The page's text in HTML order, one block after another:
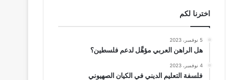
اخترنا لكم
5 نوفمبر، 2023
هل الراهن العربي مؤهَّل لدعم فلسطين؟
4 نوفمبر، 2023
فلسفة التعليم الديني في الكيان الصهيوني